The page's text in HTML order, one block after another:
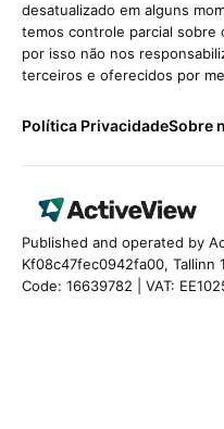
desatualizado em alguns
temos controle parcial sobre
por isso não nos
terceiros e oferecidos por
Política PrivacidadeSobre
Published and operated by
Kf08c47fec0942fa00, Tallinn
Code: 16639782 | VAT: